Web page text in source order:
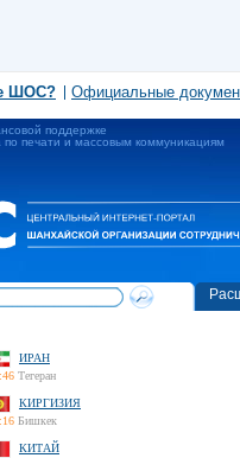
ШОС? Официальные
поддержке
по печати и массовым коммуникациям
ИРАН
Тегеран
КИРГИЗИЯ
Бишкек
КИТАЙ